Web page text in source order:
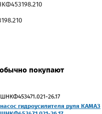
покупают
ШНКФ453471.021-26.17
насос гидроусилителя руля КАМАЗ